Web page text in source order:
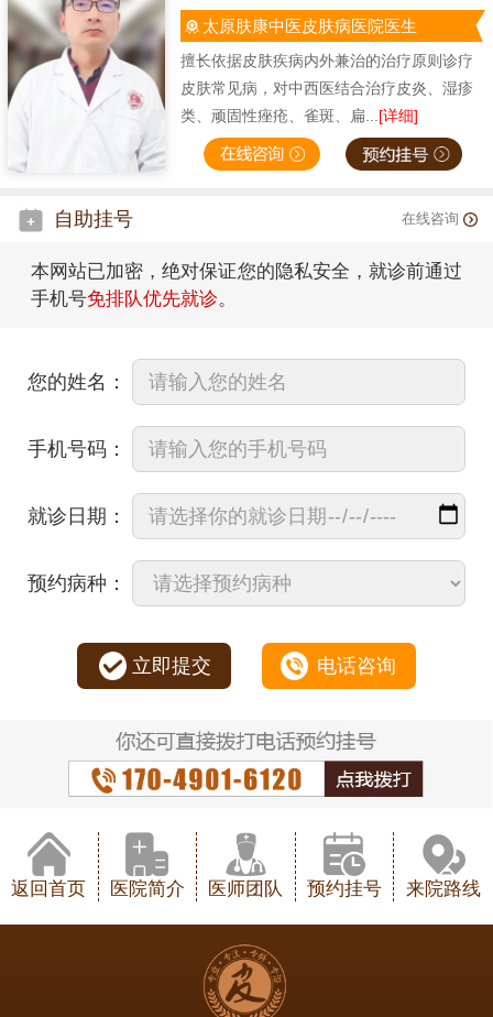
太原肤康中医皮肤病医院医生
擅长依据皮肤疾病内外兼治的治疗原则诊疗
皮肤常见病，对中西医结合治疗皮炎、湿疹
类、顽固性痤疮、雀斑、扁...[详细]
自助挂号 在线咨询
本网站已加密，绝对保证您的隐私安全，就诊前通过
手机号免排队优先就诊。
您的姓名：
手机号码：
就诊日期：
预约病种：
立即提交 电话咨询
返回首页 医院简介 医师团队 预约挂号 来院路线